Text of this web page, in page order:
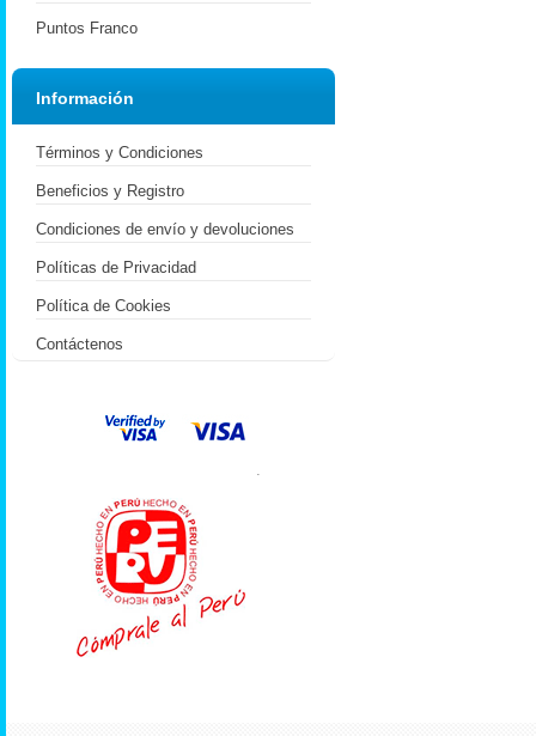
Puntos Franco
Información
Términos y Condiciones
Beneficios y Registro
Condiciones de envío y devoluciones
Políticas de Privacidad
Política de Cookies
Contáctenos
.